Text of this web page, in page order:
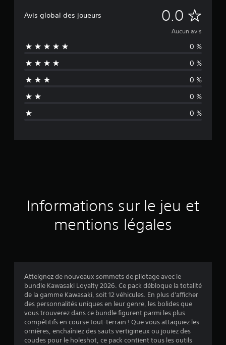
Avis global des joueurs 0.0 A
u
c
u
a
i
Aucun avis
0 %
0 %
0 %
0 %
0 %
Informations sur le jeu et
mentions légales
Atteignez de nouveaux sommets de pilotage avec le
bundle Kawasaki Loyalty 2026. Ce pack débloque la totalité
de la gamme Kawasaki, soit 12 véhicules. En plus d'afficher
des personnalités uniques en leur genre, les bolides que
vous trouverez dans ce bundle figurent parmi les plus
compétitifs en course tout-terrain ! Que vous attaquiez les
ornières, enchaîniez des sauts vertigineux ou jouiez des
coudes pour le holeshot, ce pack contient tous les outils